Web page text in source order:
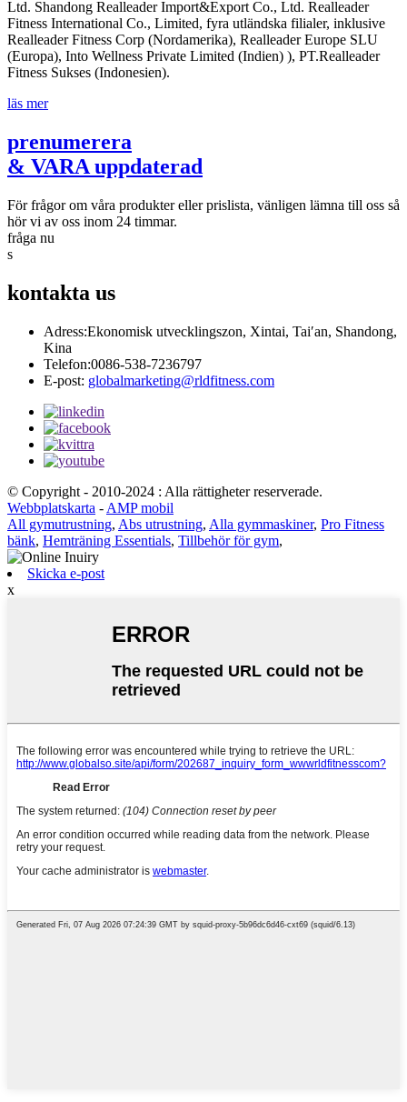
Ltd. Shandong Realleader Import&Export Co., Ltd. Realleader
Fitness International Co., Limited, fyra utländska filialer, inklusive
Realleader Fitness Corp (Nordamerika), Realleader Europe SLU
(Europa), Into Wellness Private Limited (Indien) ), PT.Realleader
Fitness Sukses (Indonesien).
läs mer
prenumerera
& VARA uppdaterad
För frågor om våra produkter eller prislista, vänligen lämna till oss så
hör vi av oss inom 24 timmar.
fråga nu
s
kontakta us
Adress:Ekonomisk utvecklingszon, Xintai, Tai′an, Shandong,
Kina
Telefon:0086-538-7236797
E-post: globalmarketing@rldfitness.com
© Copyright - 2010-2024 : Alla rättigheter reserverade.
Webbplatskarta - AMP mobil
All gymutrustning, Abs utrustning, Alla gymmaskiner, Pro Fitness
bänk, Hemträning Essentials, Tillbehör för gym,
Skicka e-post
x